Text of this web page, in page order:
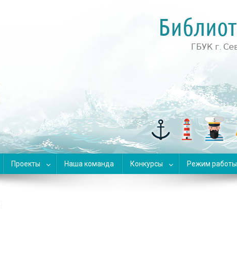
для детей
Проекты Наша команда Конкурсы Режим работы